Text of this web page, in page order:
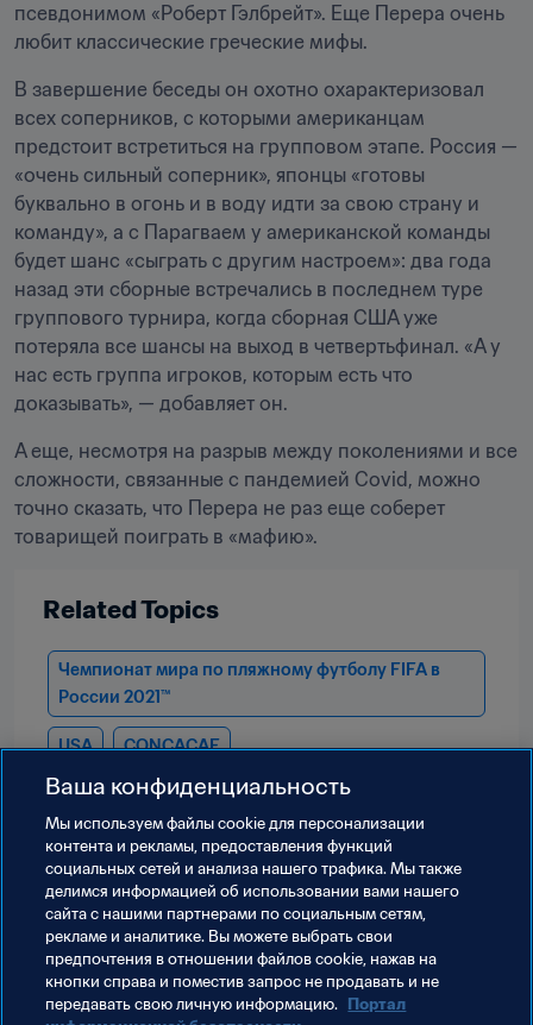
псевдонимом «Роберт Гэлбрейт». Еще Перера очень
любит классические греческие мифы.
В завершение беседы он охотно охарактеризовал
всех соперников, с которыми американцам
предстоит встретиться на групповом этапе. Россия —
«очень сильный соперник», японцы «готовы
буквально в огонь и в воду идти за свою страну и
команду», а с Парагваем у американской команды
будет шанс «сыграть с другим настроем»: два года
назад эти сборные встречались в последнем туре
группового турнира, когда сборная США уже
потеряла все шансы на выход в четвертьфинал. «А у
нас есть группа игроков, которым есть что
доказывать», — добавляет он.
А еще, несмотря на разрыв между поколениями и все
сложности, связанные с пандемией Covid, можно
точно сказать, что Перера не раз еще соберет
товарищей поиграть в «мафию».
Related Topics
Чемпионат мира по пляжному футболу FIFA в
России 2021™
USA CONCACAF
Ваша конфиденциальность
Мы используем файлы сookie для персонализации
контента и рекламы, предоставления функций
социальных сетей и анализа нашего трафика. Мы также
делимся информацией об использовании вами нашего
сайта с нашими партнерами по социальным сетям,
рекламе и аналитике. Вы можете выбрать свои
предпочтения в отношении файлов cookie, нажав на
кнопки справа и поместив запрос не продавать и не
передавать свою личную информацию. Портал